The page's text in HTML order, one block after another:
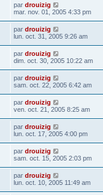
par drouizig
mar. nov. 01, 2005 4:33 pm
par drouizig
lun. oct. 31, 2005 9:26 am
par drouizig
dim. oct. 30, 2005 10:22 am
par drouizig
sam. oct. 22, 2005 6:42 am
par drouizig
ven. oct. 21, 2005 8:25 am
par drouizig
lun. oct. 17, 2005 4:00 pm
par drouizig
sam. oct. 15, 2005 2:03 pm
par drouizig
lun. oct. 10, 2005 11:49 am